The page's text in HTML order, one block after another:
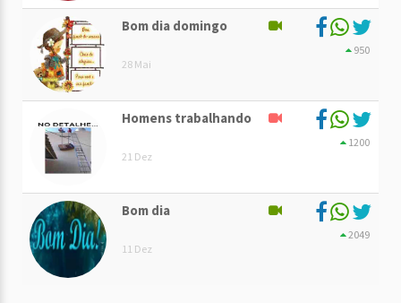
Bom dia domingo
28 Mai
950
Homens trabalhando
21 Dez
1200
Bom dia
11 Dez
2049